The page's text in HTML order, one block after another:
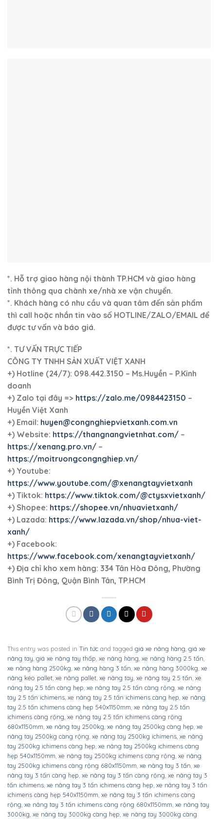
*. Hỗ trợ giao hàng nội thành TP.HCM và giao hàng
tỉnh thông qua chành xe/nhà xe vận chuyển.
*. Khách hàng có nhu cầu và quan tâm đến sản phẩm
thì call hoặc nhắn tin vào số HOTLINE/ZALO/EMAIL để
được tư vấn và báo giá.
*. TƯ VẤN TRỰC TIẾP
CÔNG TY TNHH SẢN XUẤT VIỆT XANH
+) Hotline (24/7): 098.442.3150 – Ms.Huyền – P.Kinh
doanh
+) Zalo tại đây => https://zalo.me/0984423150 –
Huyền Việt Xanh
+) Email: huyen@congnghiepvietxanh.com.vn
+) Website: https://thangnangvietnhat.com/ –
https://xenang.pro.vn/ –
https://moitruongcongnghiep.vn/
+) Youtube:
https://www.youtube.com/@xenangtayvietxanh
+) Tiktok: https://www.tiktok.com/@ctysxvietxanh/
+) Shopee: https://shopee.vn/nhuavietxanh/
+) Lazada: https://www.lazada.vn/shop/nhua-viet-
xanh/
+) Facebook:
https://www.facebook.com/xenangtayvietxanh/
+) Địa chỉ kho xem hàng: 334 Tân Hòa Đông, Phường
Bình Trị Đông, Quận Bình Tân, TP.HCM
This entry was posted in Tin tức and tagged giá xe nâng hàng giá xe
nâng tay giá xe nâng tay thấp xe nâng hàng xe nâng hàng 2.5 tấn
xe nâng hàng 2500kg xe nâng hàng 3 tấn xe nâng hàng 3000kg xe
nâng kéo pallet xe nâng pallet xe nâng tay xe nâng tay 2.5 tấn xe
nâng tay 2.5 tấn càng hẹp xe nâng tay 2.5 tấn càng rộng xe nâng
tay 2.5 tấn ichimens xe nâng tay 2.5 tấn ichimens càng hẹp xe nâng
tay 2.5 tấn ichimens càng hẹp 540x1150mm xe nâng tay 2.5 tấn
ichimens càng rộng xe nâng tay 2.5 tấn ichimens càng rộng
680x1150mm xe nâng tay 2500kg xe nâng tay 2500kg càng hẹp xe
nâng tay 2500kg càng rộng xe nâng tay 2500kg ichimens xe nâng
tay 2500kg ichimens càng hẹp xe nâng tay 2500kg ichimens càng
hẹp 540x1150mm xe nâng tay 2500kg ichimens càng rộng xe nâng
tay 2500kg ichimens càng rộng 680x1150mm xe nâng tay 3 tấn xe
nâng tay 3 tấn càng hẹp xe nâng tay 3 tấn càng rộng xe nâng tay 3
tấn ichimens xe nâng tay 3 tấn ichimens càng hẹp xe nâng tay 3 tấn
ichimens càng hẹp 540x1150mm xe nâng tay 3 tấn ichimens càng
rộng xe nâng tay 3 tấn ichimens càng rộng 680x1150mm xe nâng tay
3000kg xe nâng tay 3000kg càng hẹp xe nâng tay 3000kg càng